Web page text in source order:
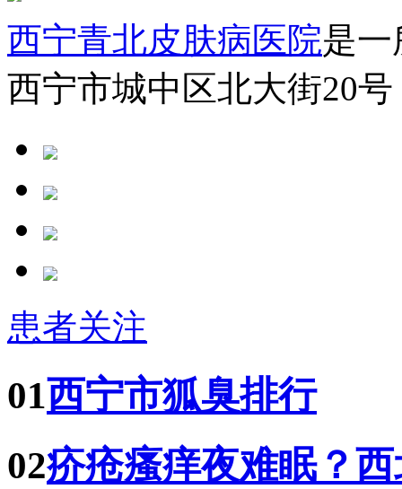
西宁青北皮肤病医院是
西宁市城中区北大街20
患者关注
01西宁市狐臭排行
02疥疮瘙痒夜难眠？